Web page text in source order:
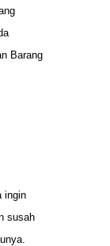
Barang
ingin
susah